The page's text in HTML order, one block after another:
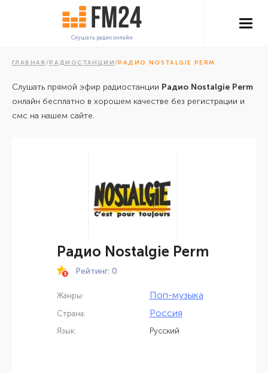
Слушать радио онлайн
ГЛАВНАЯ /РАДИОСТАНЦИИ/РАДИО NOSTALGIE PERM
Слушать прямой эфир радиостанции Радио Nostalgie Perm
онлайн бесплатно в хорошем качестве без регистрации и
смс на нашем сайте.
Радио Nostalgie Perm
Рейтинг: 0
Жанры: Поп-музыка
Страна: Россия
Язык: Русский